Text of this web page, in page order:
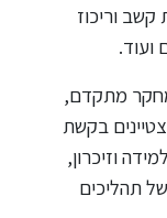
וריכוז
מחקר מתקדם,
בקשת
וזיכרון,
תהליכים